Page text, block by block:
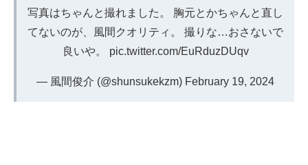
写真はちゃんと撮れました。 胸元とかちゃんと直し
てないのが、風間クオリティ。 撮りな…おさないで
良いや。 pic.twitter.com/EuRduzDUqv
— 風間俊介 (@shunsukekzm) February 19, 2024